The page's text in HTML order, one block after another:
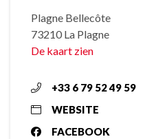
Plagne Bellecôte
73210 La Plagne
De kaart zien
+33 6 79 52 49 59
WEBSITE
FACEBOOK